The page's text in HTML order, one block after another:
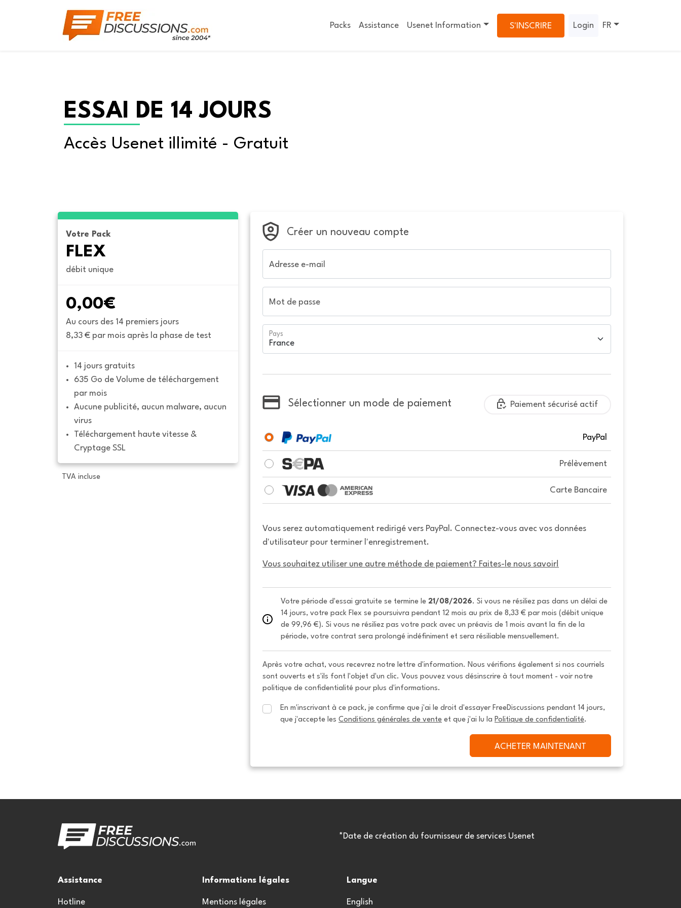
Packs Assistance Usenet Information S'INSCRIRE Login FR
ESSAI DE 14 JOURS
Accès Usenet illimité - Gratuit
Votre Pack
FLEX
débit unique
0,00€
Au cours des 14 premiers jours
8,33 € par mois après la phase de test
14 jours gratuits
635 Go de Volume de téléchargement
par mois
Aucune publicité, aucun malware, aucun
virus
Téléchargement haute vitesse &
Cryptage SSL
TVA incluse
Créer un nouveau compte
Adresse e-mail
Mot de passe
Pays
Sélectionner un mode de paiement Paiement sécurisé actif
PayPal
Prélèvement
Carte Bancaire
Vous serez automatiquement redirigé vers PayPal. Connectez-vous avec vos données
d'utilisateur pour terminer l'enregistrement.
Vous souhaitez utiliser une autre méthode de paiement? Faites-le nous savoir!
Votre période d'essai gratuite se termine le 21/08/2026. Si vous ne résiliez pas dans un délai de
14 jours, votre pack Flex se poursuivra pendant 12 mois au prix de 8,33 € par mois (débit unique
de 99,96 €). Si vous ne résiliez pas votre pack avec un préavis de 1 mois avant la fin de la
période, votre contrat sera prolongé indéfiniment et sera résiliable mensuellement.
Après votre achat, vous recevrez notre lettre d'information. Nous vérifions également si nos courriels
sont ouverts et s'ils font l'objet d'un clic. Vous pouvez vous désinscrire à tout moment - voir notre
politique de confidentialité pour plus d'informations.
En m'inscrivant à ce pack, je confirme que j'ai le droit d'essayer FreeDiscussions pendant 14 jours,
que j'accepte les Conditions générales de vente et que j'ai lu la Politique de confidentialité.
ACHETER MAINTENANT
*Date de création du fournisseur de services Usenet
Assistance
Hotline
Informations légales
Mentions légales
Langue
English